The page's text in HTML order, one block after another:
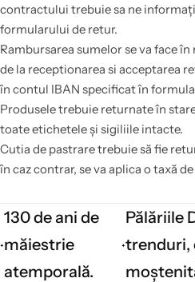
contractului trebuie sa ne
formularului de retur.
Rambursarea sumelor se va face
de la receptionarea si acceptarea
în contul IBAN specificat în
Produsele trebuie returnate în
toate etichetele și sigiliile intacte.
Cutia de pastrare trebuie să fie
în caz contrar, se va aplica o taxă de
130 de ani de
măiestrie
atemporală.
Pălăriile
trenduri,